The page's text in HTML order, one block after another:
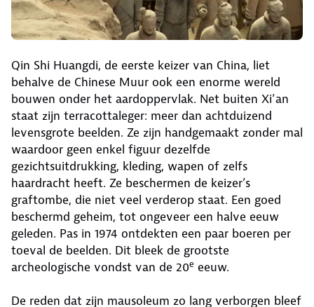
Qin Shi Huangdi, de eerste keizer van China, liet
behalve de Chinese Muur ook een enorme wereld
bouwen onder het aardoppervlak. Net buiten Xi’an
staat zijn terracottaleger: meer dan achtduizend
levensgrote beelden. Ze zijn handgemaakt zonder mal
waardoor geen enkel figuur dezelfde
gezichtsuitdrukking, kleding, wapen of zelfs
haardracht heeft. Ze beschermen de keizer’s
graftombe, die niet veel verderop staat. Een goed
beschermd geheim, tot ongeveer een halve eeuw
geleden. Pas in 1974 ontdekten een paar boeren per
toeval de beelden. Dit bleek de grootste
archeologische vondst van de 20e eeuw.
De reden dat zijn mausoleum zo lang verborgen bleef